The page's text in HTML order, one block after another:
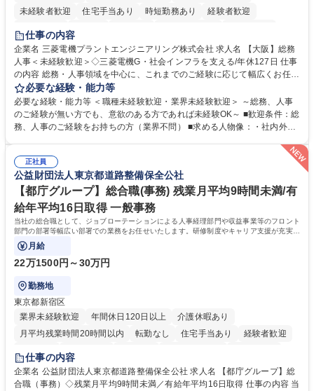
未経験者歓迎
住宅手当あり 時短勤務あり
経験者歓迎
退職金あり
駅近5分以内
土日祝休み 服装自由 寮・社宅あり 食事補助あり
仕事の内容
企業名 三菱電機プラントエンジニアリング株式会社 求人名 【大阪】総務
人事＜未経験歓迎＞◇三菱電機G・社会インフラを支える/年休127日 仕事
の内容 総務・人事領域を中心に、これまでのご経験に応じて幅広くお任せ
します。 ＜具体的には＞ ・総務/人事労務（給与・社保・勤怠管理など）
・採用・教育研修 ・福利厚生運用 など ※基本的には事務所勤務ですが、
採用や教育等の業務内容により、関西圏以外への日帰り・宿泊を伴う国内
出張もございます。 ※担当業務を持ちつつ、お互いに助け合いながら、総
総務人事＜未経験歓迎＞◇三菱電機G・社会インフラを支える/年休127日
必要な経験・能力等
必要な経験・能力等 ＜職種未経験歓迎・業界未経験歓迎＞ ～総務、人事
のご経験が無い方でも、意欲のある方であれば未経験OK～ ■歓迎条件：総
務、人事のご経験をお持ちの方（業界不問） ■求める人物像：・社内外の
ミュニケーション能力を持っている方 ・人事総務領域に興味がありゼネラ
正社員
公益財団法人東京都道路整備保全公社
【都庁グループ】総合職(事務) 残業月平均9時間未満/有
給年平均16日取得 一般事務
当社の総合職として、ジョブローテーションによる人事経理部門や収益事業等のフロント
部門の部署等幅広い部署での業務をお任せいたします。研修制度やキャリア支援が充実し
ております！ ※下記業務詳細
月給
22万1500円～30万円
勤務地
東京都新宿区
業界未経験歓迎
年間休日120日以上
介護休暇あり
月平均残業時間20時間以内
転勤なし 住宅手当あり
経験者歓迎
研修あり
退職金あり
駅近5分以内
資格取得手当あり 食事補助あり
仕事の内容
企業名 公益財団法人東京都道路整備保全公社 求人名 【都庁グループ】総
合職（事務）◇残業月平均9時間未満／有給年平均16日取得 仕事の内容 当